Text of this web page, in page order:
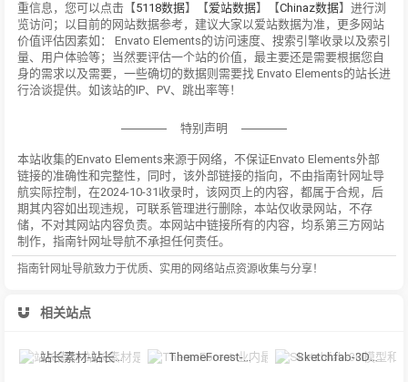
重信息，您可以点击【5118数据】【爱站数据】【Chinaz数据】进行浏
览访问；以目前的网站数据参考，建议大家以爱站数据为准，更多网站
价值评估因素如： Envato Elements的访问速度、搜索引擎收录以及索引
量、用户体验等；当然要评估一个站的价值，最主要还是需要根据您自
身的需求以及需要，一些确切的数据则需要找 Envato Elements的站长进
行洽谈提供。如该站的IP、PV、跳出率等！
特别声明
本站收集的Envato Elements来源于网络，不保证Envato Elements外部
链接的准确性和完整性，同时，该外部链接的指向，不由指南针网址导
航实际控制，在2024-10-31收录时，该网页上的内容，都属于合规，后
期其内容如出现违规，可联系管理进行删除，本站仅收录网站，不存
储，不对其网站内容负责。本网站中链接所有的内容，均系第三方网站
制作，指南针网址导航不承担任何责任。
指南针网址导航致力于优质、实用的网络站点资源收集与分享！
相关站点
站长素材-站长素材是一家大型综合设计类素材网站，提供高清图片素材、PS ThemeForest-业内最大的网站模板和CMS主题商城之一 Sketchfab-3D模型和AR内容的在线展示和交易平台